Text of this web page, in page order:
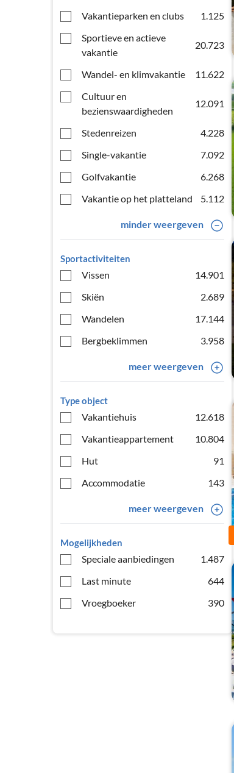
Vakantieparken en clubs
1.125
Sportieve en actieve
vakantie
20.723
Wandel- en klimvakantie
11.622
Cultuur en
bezienswaardigheden
12.091
Stedenreizen
4.228
Single-vakantie
7.092
Golfvakantie
6.268
Vakantie op het platteland
5.112
minder weergeven
Sportactiviteiten
Vissen
14.901
Skiën
2.689
Wandelen
17.144
Bergbeklimmen
3.958
meer weergeven
Type object
Vakantiehuis
12.618
Vakantieappartement
10.804
Hut
91
Accommodatie
143
meer weergeven
Mogelijkheden
Speciale aanbiedingen
1.487
Last minute
644
Vroegboeker
390